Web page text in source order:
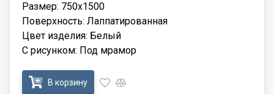
Размер: 750x1500
Поверхность: Лаппатированная
Цвет изделия: Белый
С рисунком: Под мрамор
В корзину